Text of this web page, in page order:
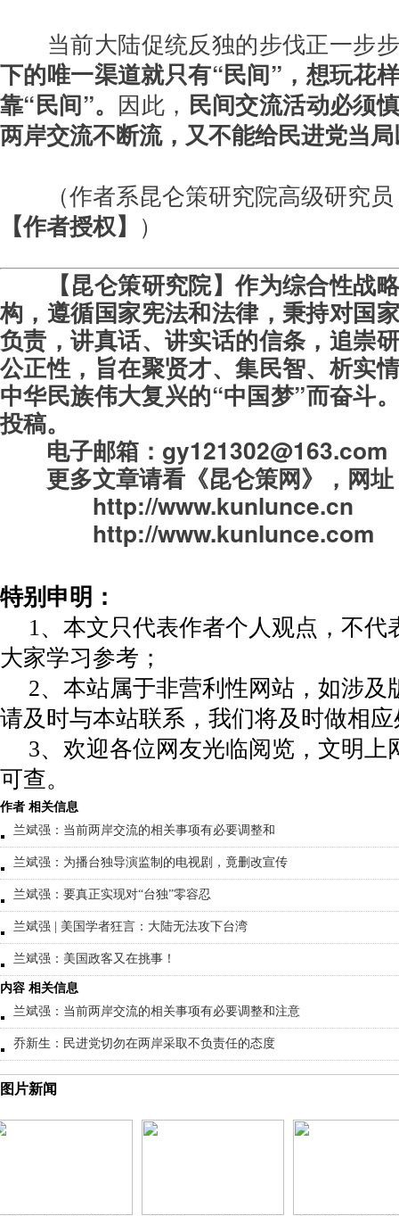
当前大陆促统反独的步伐正一步
下的唯一渠道就只有“民间”，想玩花
靠“民间”。 因此， 民间交流活动必须
两岸交流不断流，又不能给民进党当
（作者系昆仑策研究院高级研究员
【作者授权】 ）
【昆仑策研究院】作为综合性战
构，遵循国家宪法和法律，秉持对国
负责，讲真话、讲实话的信条，追崇
公正性，旨在聚贤才、集民智、析实
中华民族伟大复兴的“中国梦”而奋斗
投稿。
电子邮箱：gy121302@163.com
更多文章请看《昆仑策网》， 网
http://www.kunlunce.cn
http://www.kunlunce.com
特别申明：
1、本文只代表作者个人观点，不代
大家学习参考；
2、本站属于非营利性网站，如涉及
请及时与本站联系，我们将及时做相
3、欢迎各位网友光临阅览，文明上
可查。
作者 相关信息
兰斌强：当前两岸交流的相关事项有必要调整和
兰斌强：为播台独导演监制的电视剧，竟删改宣传
兰斌强：要真正实现对“台独”零容忍
兰斌强 | 美国学者狂言：大陆无法攻下台湾
兰斌强：美国政客又在挑事！
内容 相关信息
兰斌强：当前两岸交流的相关事项有必要调整和注意
乔新生：民进党切勿在两岸采取不负责任的态度
图片新闻